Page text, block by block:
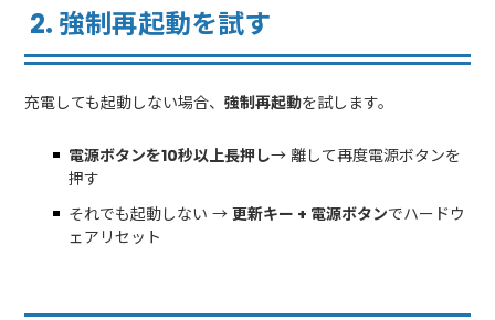
2. 強制再起動を試す
充電しても起動しない場合、強制再起動を試します。
電源ボタンを10秒以上長押し→ 離して再度電源ボタンを
押す
それでも起動しない →更新キー + 電源ボタンでハードウ
ェアリセット